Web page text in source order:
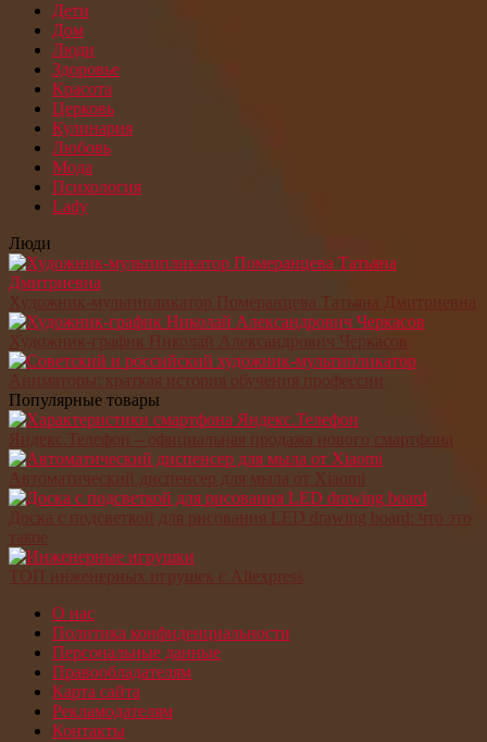
Дети
Дом
Люди
Здоровье
Красота
Церковь
Кулинария
Любовь
Мода
Психология
Lady
Люди
Художник-мультипликатор Померанцева Татьяна Дмитриевна
Художник-график Николай Александрович Черкасов
Аниматоры: краткая история обучения профессии
Популярные товары
Яндекс.Телефон – официальная продажа нового смартфона
Автоматический диспенсер для мыла от Xiaomi
Доска с подсветкой для рисования LED drawing board: что это
такое
ТОП инженерных игрушек с Aliexpress
О нас
Политика конфиденциальности
Персональные данные
Правообладателям
Карта сайта
Рекламодателям
Контакты